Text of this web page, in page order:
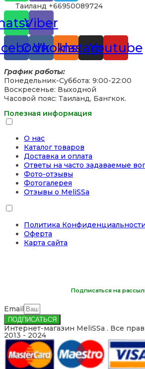
Таиланд +66950089724
Viber
Vk
Odnoklassniki
Instagram
Youtube
График работы:
Понедельник-Суббота: 9:00-22:00
Воскресенье: Выходной
Часовой пояс: Таиланд, Бангкок.
Полезная информация
О нас
Каталог товаров
Доставка и оплата
Ответы на часто задаваемые
Фото-отзывы
Фотогалерея
Отзывы о MeliSSa
Политика Конфиденциальности
Оферта
Карта сайта
Подписаться на
Email
ПОДПИСАТЬСЯ
Интернет-магазин MeliSSa . Все
2013 - 2024